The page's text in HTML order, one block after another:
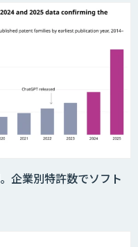
き」コンサルティングサ
企業別特許数でソフト